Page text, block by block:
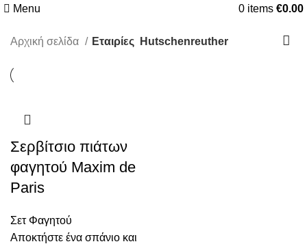
Menu 0 items €0.00
Αρχική σελίδα Εταιρίες Hutschenreuther
Σερβίτσιο πιάτων
φαγητού Maxim de
Paris
Σετ Φαγητού
Αποκτήστε ένα σπάνιο και